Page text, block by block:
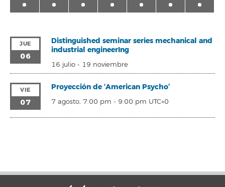
JUE
06
Distinguished seminar series mechanical and
industrial engineerIng
16 julio- 19 noviembre
VIE
07
Proyección de ‘American Psycho’
7 agosto, 7:00 pm - 9:00 pm UTC+0